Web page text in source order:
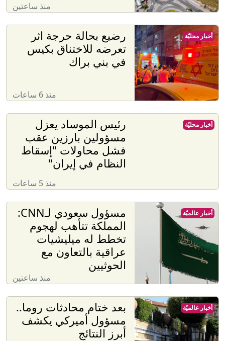
منذ ساعتين
رضيع بحالة حرجة اثر
تعرضه للاختناق بكيس
في بني براك
منذ 6 ساعات
أخبار محليّة
رئيس الموساد يعزل
مسؤولين بارزين عقب
فشل محاولات "إسقاط
النظام في إيران"
منذ 5 ساعات
أخبار محليّة
مسؤول سعودي لـCNN:
المملكة تتأهب لهجوم
تخطط له ميليشيات
عراقية بالتعاون مع
الحوثيين
منذ ساعتين
أخبار عالميّة
بعد ختام محادثات روما..
مسؤول أميركي يكشف
أبرز النتائج
أخبار عالميّة